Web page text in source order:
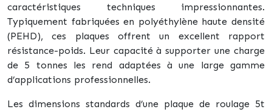
caractéristiques techniques impressionnantes.
Typiquement fabriquées en polyéthylène haute densité
(PEHD), ces plaques offrent un excellent rapport
résistance-poids. Leur capacité à supporter une charge
de 5 tonnes les rend adaptées à une large gamme
d’applications professionnelles.
Les dimensions standards d’une plaque de roulage 5t